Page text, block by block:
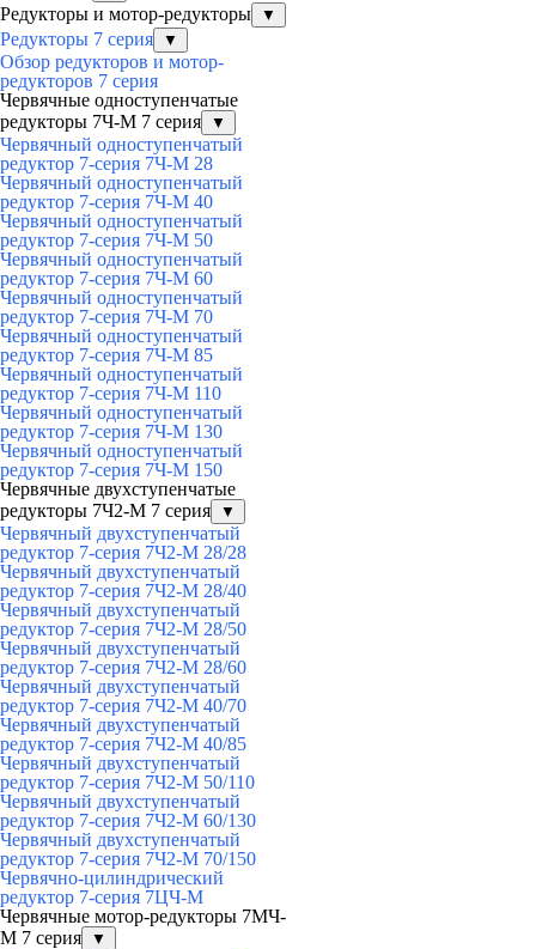
Редукторы и мотор-редукторы ▼
Редукторы 7 серия ▼
Обзор редукторов и мотор-
редукторов 7 серия
Червячные одноступенчатые
редукторы 7Ч-М 7 серия
▼
Червячный одноступенчатый
редуктор 7-серия 7Ч-М 28
Червячный одноступенчатый
редуктор 7-серия 7Ч-М 40
Червячный одноступенчатый
редуктор 7-серия 7Ч-М 50
Червячный одноступенчатый
редуктор 7-серия 7Ч-М 60
Червячный одноступенчатый
редуктор 7-серия 7Ч-М 70
Червячный одноступенчатый
редуктор 7-серия 7Ч-М 85
Червячный одноступенчатый
редуктор 7-серия 7Ч-М 110
Червячный одноступенчатый
редуктор 7-серия 7Ч-М 130
Червячный одноступенчатый
редуктор 7-серия 7Ч-М 150
Червячные двухступенчатые
редукторы 7Ч2-М 7 серия
▼
Червячный двухступенчатый
редуктор 7-серия 7Ч2-М 28/28
Червячный двухступенчатый
редуктор 7-серия 7Ч2-М 28/40
Червячный двухступенчатый
редуктор 7-серия 7Ч2-М 28/50
Червячный двухступенчатый
редуктор 7-серия 7Ч2-М 28/60
Червячный двухступенчатый
редуктор 7-серия 7Ч2-М 40/70
Червячный двухступенчатый
редуктор 7-серия 7Ч2-М 40/85
Червячный двухступенчатый
редуктор 7-серия 7Ч2-М 50/110
Червячный двухступенчатый
редуктор 7-серия 7Ч2-М 60/130
Червячный двухступенчатый
редуктор 7-серия 7Ч2-М 70/150
Червячно-цилиндрический
редуктор 7-серия 7ЦЧ-М
Червячные мотор-редукторы 7МЧ-
М 7 серия
▼